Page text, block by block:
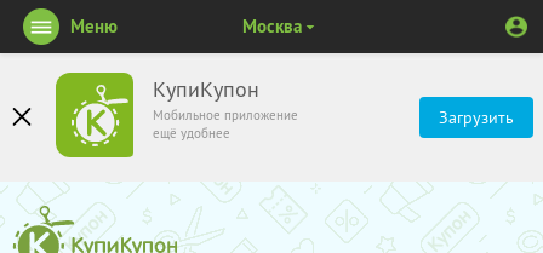
КупиКупон
Мобильное приложение
ещё удобнее
Загрузить
Меню Москва